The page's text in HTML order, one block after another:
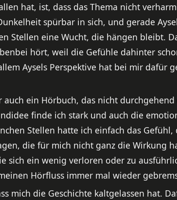
hat, ist, dass das Thema nicht
spürbar in sich, und gerade
Stellen eine Wucht, die hängen bleibt.
hört, weil die Gefühle dahinter
Aysels Perspektive hat bei mir dafür
ein Hörbuch, das nicht durchgehend
finde ich stark und auch die
Stellen hatte ich einfach das Gefühl,
die für mich nicht ganz die Wirkung
sich ein wenig verloren oder zu
Hörfluss immer mal wieder
mich die Geschichte kaltgelassen hat.